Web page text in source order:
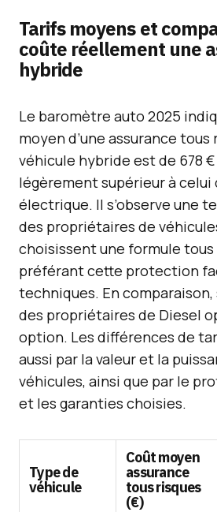
Tarifs moyens et
coûte réellement une
hybride
Le baromètre auto 2025
moyen d’une assurance tous
véhicule hybride est de 678 €
légèrement supérieur à celui
électrique. Il s’observe une
des propriétaires de
choisissent une formule tous
préférant cette protection
techniques. En
des propriétaires de Diesel
option. Les différences de
aussi par la valeur et la
véhicules, ainsi que par le
et les garanties choisies.
Type de
véhicule
Coût moyen
assurance
tous risques
(€)